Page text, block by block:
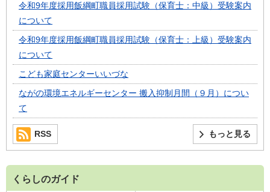
令和9年度採用飯綱町職員採用試験（保育士：中級）受験案内
について
令和9年度採用飯綱町職員採用試験（保育士：上級）受験案内
について
こども家庭センターいいづな
ながの環境エネルギーセンター 搬入抑制月間（９月）につい
て
もっと見る
RSS
くらしのガイド